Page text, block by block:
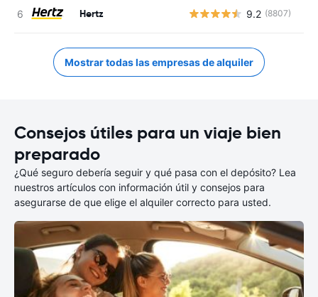
Hertz 9.2 (8807)
Mostrar todas las empresas de alquiler
Consejos útiles para un viaje bien
preparado
¿Qué seguro debería seguir y qué pasa con el depósito? Lea
nuestros artículos con información útil y consejos para
asegurarse de que elige el alquiler correcto para usted.